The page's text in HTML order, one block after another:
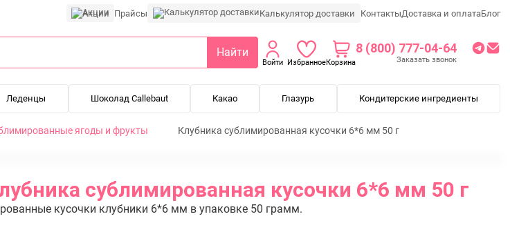
Акции Прайсы Калькулятор доставки КонтактыДоставка и оплатаБлог
Найти
Войти ИзбранноеКорзина
8 (800) 777-04-64
Заказать звонок
Леденцы Шоколад Callebaut Какао Глазурь Кондитерские ингредиенты
ягоды и фрукты Клубника сублимированная кусочки 6*6 мм 50 г
сублимированная кусочки 6*6 мм 50 г
кусочки клубники 6*6 мм в упаковке 50 грамм.